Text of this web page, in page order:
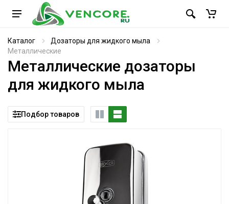
Каталог
Дозаторы для жидкого мыла
Металлические
Металлические дозаторы
для жидкого мыла
Подбор товаров